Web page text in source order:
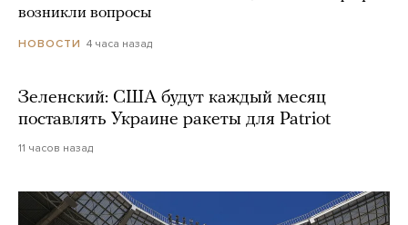
возникли вопросы
НОВОСТИ 4 часа назад
Зеленский: США будут каждый месяц
поставлять Украине ракеты для Patriot
11 часов назад